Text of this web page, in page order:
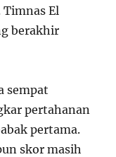
Timnas El
berakhir
sempat
pertahanan
pertama.
skor masih